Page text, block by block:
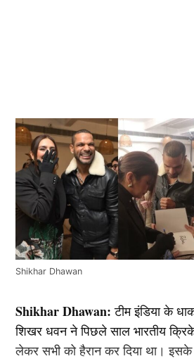
Shikhar Dhawan
Shikhar Dhawan: टीम इंडिया के
शिखर धवन ने पिछले साल भारतीय
लेकर सभी को हैरान कर दिया था। इसके